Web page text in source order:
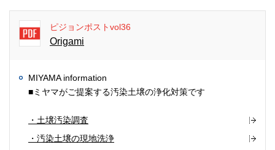
ピジョンポストvol36
Origami
MIYAMA information
■ミヤマがご提案する汚染土壌の浄化対策です
・土壌汚染調査
・汚染土壌の現地洗浄